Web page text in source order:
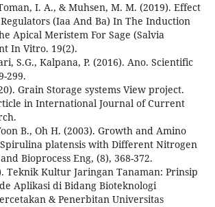
I. A., & Muhsen, M. M. (2019). Effect
(Iaa And Ba) In The Induction
Apical Meristem For Sage (Salvia
In Vitro. 19(2).
S.G., Kalpana, P. (2016). Ano. Scientific
299.
Grain Storage systems View project.
in International Journal of Current
B., Oh H. (2003). Growth and Amino
platensis with Different Nitrogen
Bioprocess Eng, (8), 368-372.
Teknik Kultur Jaringan Tanaman: Prinsip
Aplikasi di Bidang Bioteknologi
& Penerbitan Universitas